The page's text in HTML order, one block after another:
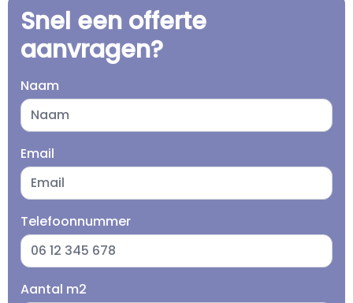
Snel een offerte
aanvragen?
Naam
Email
Telefoonnummer
Aantal m2